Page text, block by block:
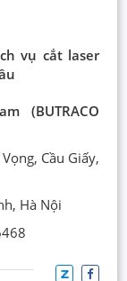
vụ cắt laser
(BUTRACO
Cầu Giấy,
Hà Nội